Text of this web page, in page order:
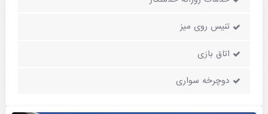
تنیس روی میز
اتاق بازی
دوچرخه سواری